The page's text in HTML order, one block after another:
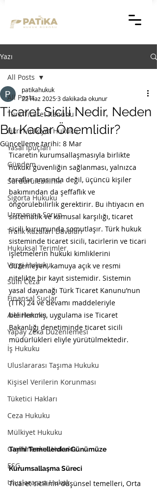
Yazı
All Posts
Türk Ticaret Kanunu
Fikri Mülkiyet Hukuku
Yasal İpuçları
Gündem
Sürdürülebilirlik
Sigorta Hukuku
Uzmanına Sorun
Trafik Kazaları Davaları
Hukuksal Terimler
Vergi Hukuku
Sulh Ceza
Finansal Suçlar
Aile Hukuku
Yapay Zeka Düzenlemesi
İş Hukuku
Uluslararası Taşıma Hukuku
Kişisel Verilerin Korunması
Tüketici Hakları
Ceza Hukuku
Mülkiyet Hukuku
Gayrimenkul Hukuku
ESG
Uluslararası Hukuk
All Posts
Ticaret Sicili Nedir, Neden
Bu Kadar Önemlidir?
patikahukuk
22 Haz 20253 dakikada okunur
Güncelleme tarihi: 8 Mar
Ticaretin kurumsallaşmasıyla birlikte
hukuki güvenliğin sağlanması, yalnızca
taraflar arasında değil, üçüncü kişiler
bakımından da şeffaflık ve
öngörülebilirlik gerektirir. Bu ihtiyacın en
sistematik ve kamusal karşılığı, ticaret
sicili kurumunda somutlaşır. Türk hukuk
sisteminde ticaret sicili, tacirlerin ve ticari
işletmelerin hukuki kimliklerini
düzenleyen, kamuya açık ve resmi
nitelikte bir kayıt sistemidir. Sistemin
yasal dayanağı Türk Ticaret Kanunu’nun
(TTK) 24 ve devamı maddeleriyle
belirlenmiş, uygulama ise Ticaret
Bakanlığı denetiminde ticaret sicili
müdürlükleri eliyle yürütülmektedir.
Tarihi Temellerden Günümüze
Kurumsallaşma Süreci
Ticaret sicilinin düşünsel temelleri, Orta